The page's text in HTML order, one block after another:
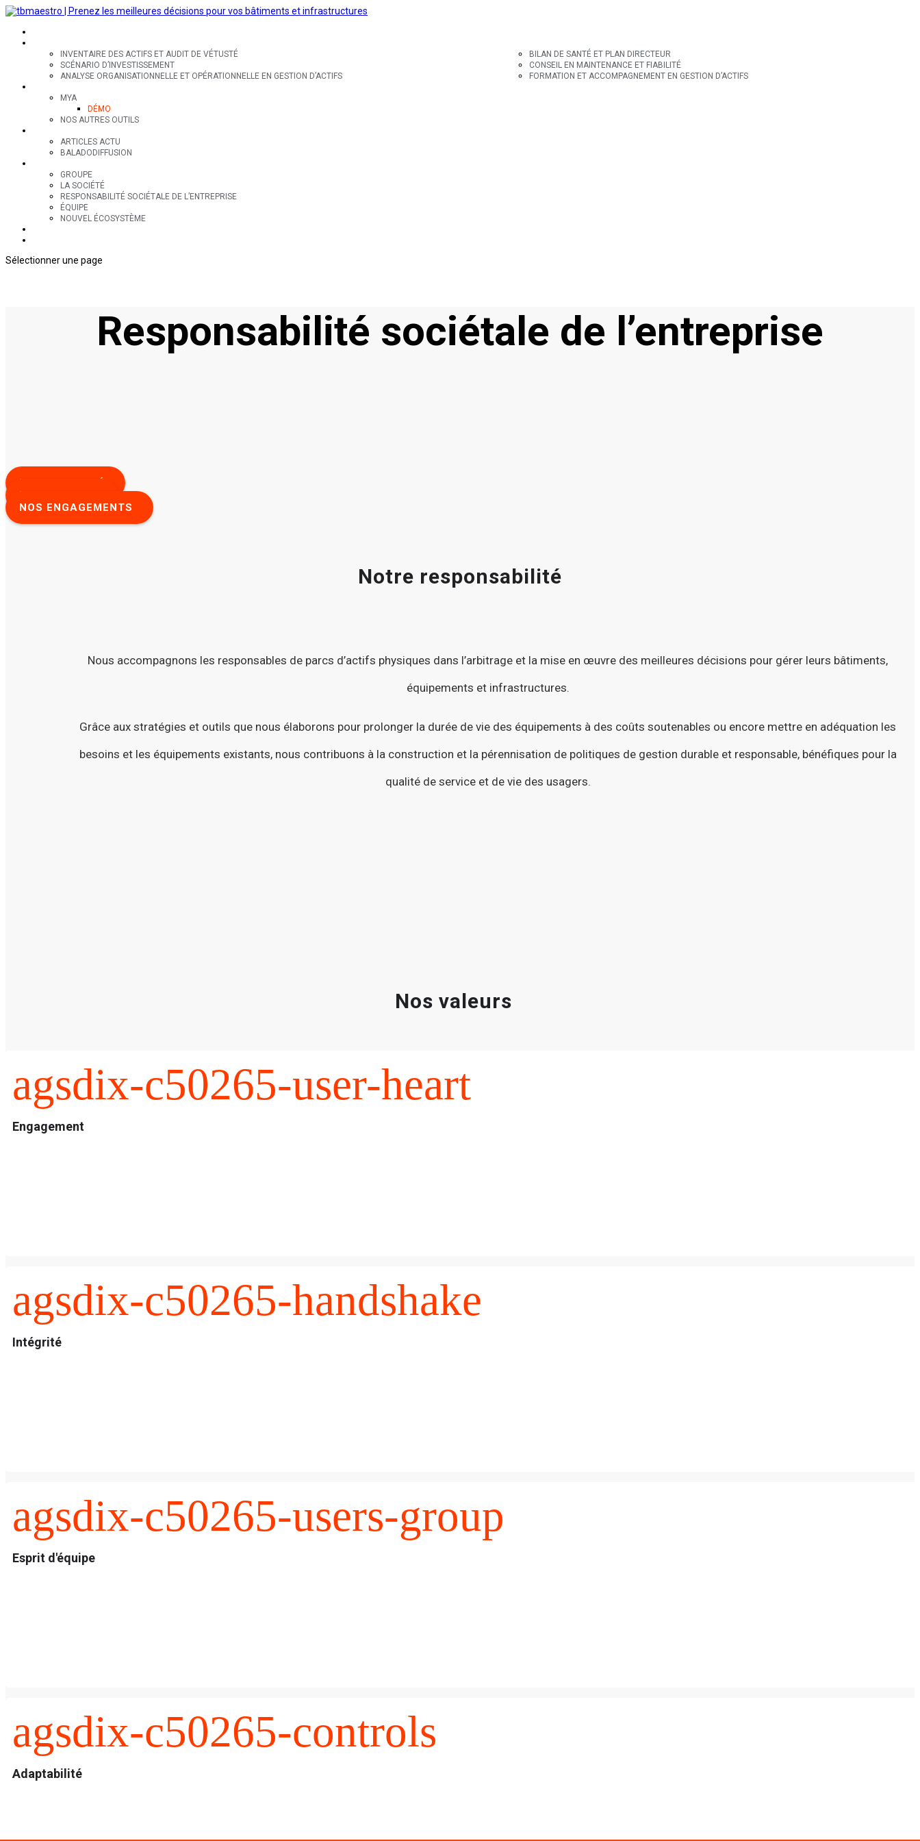
INVENTAIRE DES ACTIFS ET AUDIT DE VÉTUSTÉ
BILAN DE SANTÉ ET PLAN DIRECTEUR
SCÉNARIO D’INVESTISSEMENT
CONSEIL EN MAINTENANCE ET FIABILITÉ
ANALYSE ORGANISATIONNELLE ET OPÉRATIONNELLE EN GESTION D’ACTIFS
FORMATION ET ACCOMPAGNEMENT EN GESTION D’ACTIFS
MYA
DÉMO
NOS AUTRES OUTILS
ARTICLES ACTU
BALADODIFFUSION
GROUPE
LA SOCIÉTÉ
RESPONSABILITÉ SOCIÉTALE DE L’ENTREPRISE
ÉQUIPE
NOUVEL ÉCOSYSTÈME
Sélectionner une page
Responsabilité sociétale de l’entreprise
NOTRE COMITÉ
NOS VALEURS
NOS ENGAGEMENTS
Notre responsabilité
Nous accompagnons les responsables de parcs d’actifs physiques dans l’arbitrage et la mise en œuvre des meilleures décisions pour gérer leurs bâtiments,
équipements et infrastructures.
Grâce aux stratégies et outils que nous élaborons pour prolonger la durée de vie des équipements à des coûts soutenables ou encore mettre en adéquation les
besoins et les équipements existants, nous contribuons à la construction et la pérennisation de politiques de gestion durable et responsable, bénéfiques pour la
qualité de service et de vie des usagers.
Nos valeurs
agsdix-c50265-user-heart
Engagement
agsdix-c50265-handshake
Intégrité
agsdix-c50265-users-group
Esprit d'équipe
agsdix-c50265-controls
Adaptabilité